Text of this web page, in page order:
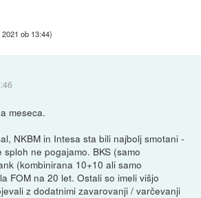
ob 13:44)
meseca.
NKBM in Intesa sta bili najbolj smotani -
ne pogajamo. BKS (samo
(kombinirana 10+10 ali samo
FOM na 20 let. Ostali so imeli višjo
z dodatnimi zavarovanji / varčevanji